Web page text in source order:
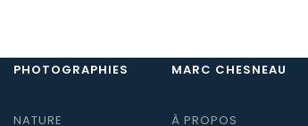
PHOTOGRAPHIES
NATURE
MARC CHESNEAU
À PROPOS